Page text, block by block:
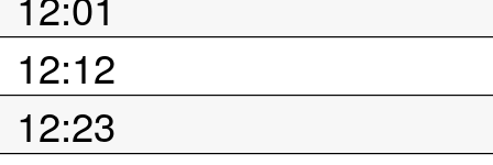
12:12
12:23